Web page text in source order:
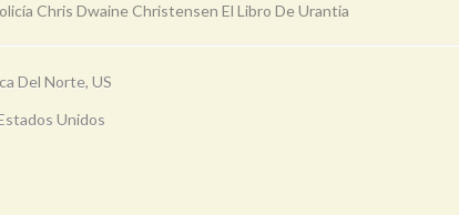
Chris Dwaine Christensen El Libro De Urantia
Del Norte, US
Unidos